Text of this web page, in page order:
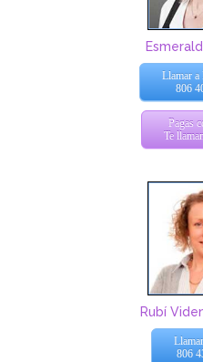
Llamar a
806
Pagas
Te
Rubí
806